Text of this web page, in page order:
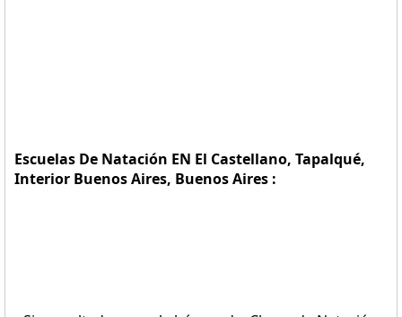
Escuelas De Natación EN El Castellano, Tapalqué,
Interior Buenos Aires, Buenos Aires :